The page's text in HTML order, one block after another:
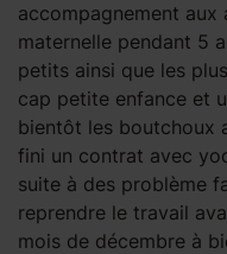
accompagnement
maternelle pendant 5
petits ainsi que les
cap petite enfance et
bientôt les boutchoux
fini un contrat avec
suite à des problème
reprendre le travail
mois de décembre à